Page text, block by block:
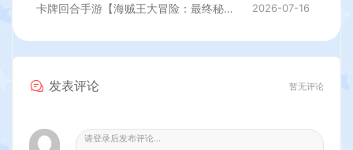
卡牌回合手游【海贼王大冒险：最终秘宝多区跨服版】最新整理单机一键即玩镜像端+Linux手工服务端+管理后台+CDK授权后台+安卓+详细搭建教程 2026-07-16
发表评论 暂无评论